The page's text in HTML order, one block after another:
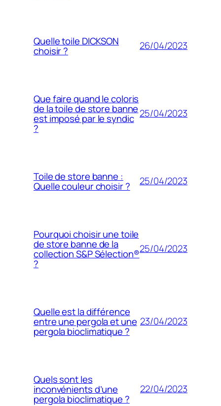
Quelle toile DICKSON
choisir ? 26/04/2023
Que faire quand le coloris
de la toile de store banne
est imposé par le syndic
?
25/04/2023
Toile de store banne :
Quelle couleur choisir ? 25/04/2023
Pourquoi choisir une toile
de store banne de la
collection S&P Sélection®
?
25/04/2023
Quelle est la différence
entre une pergola et une
pergola bioclimatique ?
23/04/2023
Quels sont les
inconvénients d’une
pergola bioclimatique ?
22/04/2023